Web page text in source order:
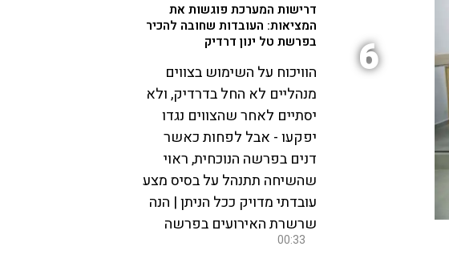
6
דרישות המערכת פוגשות את
המציאות: העובדות שחובה להכיר
בפרשת טל ינון דרדיק
הוויכוח על השימוש בצווים
מנהליים לא החל בדרדיק, ולא
יסתיים לאחר שהצווים נגדו
יפקעו - אבל לפחות כאשר
דנים בפרשה הנוכחית, ראוי
שהשיחה תתנהל על בסיס מצע
עובדתי מדויק ככל הניתן | הנה
שרשרת האירועים בפרשה
00:33